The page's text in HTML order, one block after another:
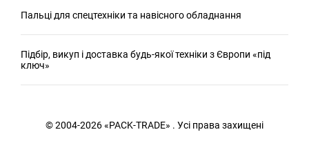
Пальці для спецтехніки та навісного обладнання
Підбір, викуп і доставка будь-якої техніки з Європи «під
ключ»
© 2004-2026 «PACK-TRADE» . Усі права захищені